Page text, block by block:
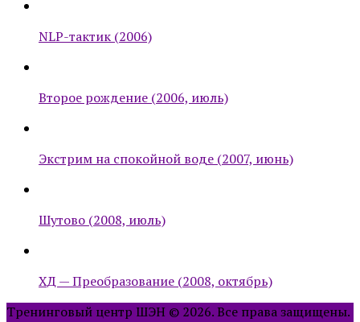
NLP-тактик (2006)
Второе рождение (2006, июль)
Экстрим на спокойной воде (2007, июнь)
Шутово (2008, июль)
ХД — Преобразование (2008, октябрь)
Тренинговый центр ШЭН © 2026. Все права защищены.